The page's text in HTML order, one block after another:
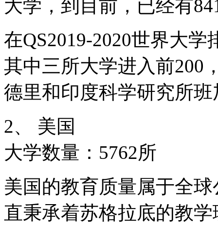
大学，到目前，已经有
在QS2019-2020世界大
其中三所大学进入前200
德里和印度科学研究所
2、 美国
大学数量：5762所
美国的教育质量属于全
直秉承着苏格拉底的教